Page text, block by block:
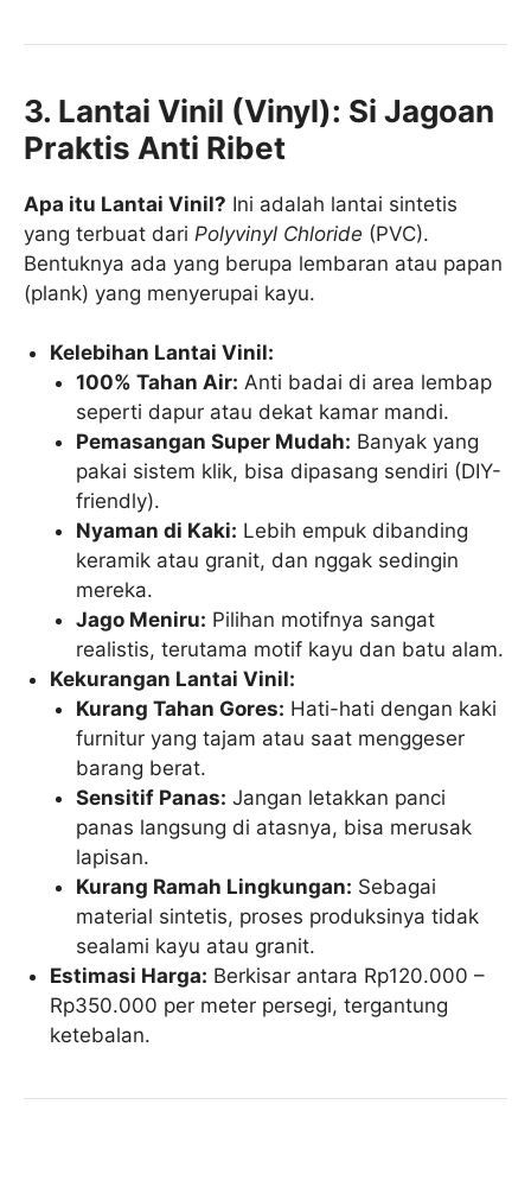
3. Lantai Vinil (Vinyl): Si Jagoan
Praktis Anti Ribet
Apa itu Lantai Vinil? Ini adalah lantai sintetis
yang terbuat dari Polyvinyl Chloride (PVC).
Bentuknya ada yang berupa lembaran atau papan
(plank) yang menyerupai kayu.
Kelebihan Lantai Vinil:
100% Tahan Air: Anti badai di area lembap
seperti dapur atau dekat kamar mandi.
Pemasangan Super Mudah: Banyak yang
pakai sistem klik, bisa dipasang sendiri (DIY-
friendly).
Nyaman di Kaki: Lebih empuk dibanding
keramik atau granit, dan nggak sedingin
mereka.
Jago Meniru: Pilihan motifnya sangat
realistis, terutama motif kayu dan batu alam.
Kekurangan Lantai Vinil:
Kurang Tahan Gores: Hati-hati dengan kaki
furnitur yang tajam atau saat menggeser
barang berat.
Sensitif Panas: Jangan letakkan panci
panas langsung di atasnya, bisa merusak
lapisan.
Kurang Ramah Lingkungan: Sebagai
material sintetis, proses produksinya tidak
sealami kayu atau granit.
Estimasi Harga: Berkisar antara Rp120.000 –
Rp350.000 per meter persegi, tergantung
ketebalan.